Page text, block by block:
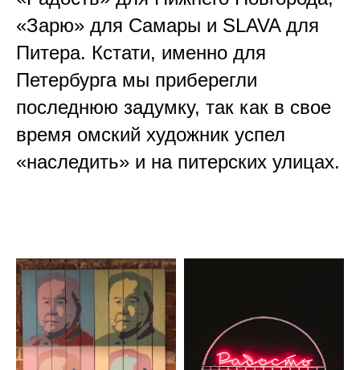
«Зарю» для Самары и SLAVA для
Питера. Кстати, именно для
Петербурга мы приберегли
последнюю задумку, так как в свое
время омский художник успел
«наследить» и на питерских улицах.